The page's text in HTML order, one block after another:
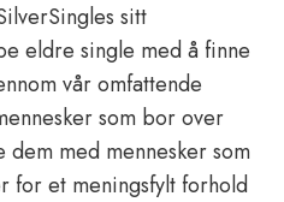
sitt
eldre single med å finne
vår omfattende
som bor over
med mennesker som
for et meningsfylt forhold